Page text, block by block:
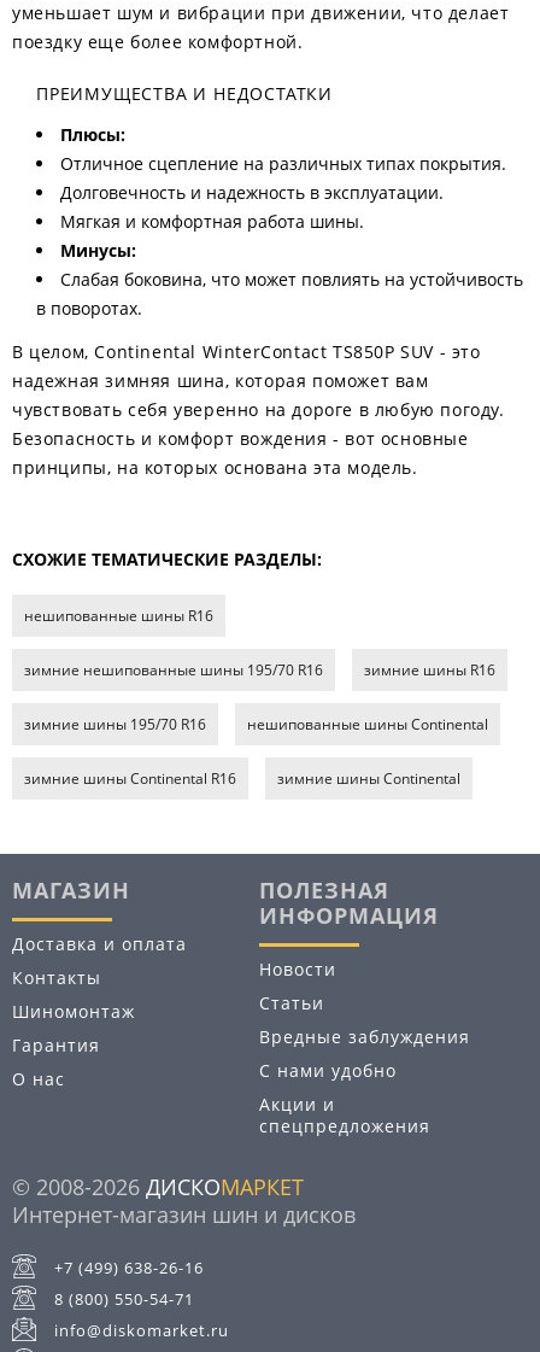
уменьшает шум и вибрации при движении, что делает
поездку еще более комфортной.
ПРЕИМУЩЕСТВА И НЕДОСТАТКИ
Плюсы:
Отличное сцепление на различных типах покрытия.
Долговечность и надежность в эксплуатации.
Мягкая и комфортная работа шины.
Минусы:
Слабая боковина, что может повлиять на устойчивость
в поворотах.
В целом, Continental WinterContact TS850P SUV - это
надежная зимняя шина, которая поможет вам
чувствовать себя уверенно на дороге в любую погоду.
Безопасность и комфорт вождения - вот основные
принципы, на которых основана эта модель.
СХОЖИЕ ТЕМАТИЧЕСКИЕ РАЗДЕЛЫ:
нешипованные шины R16
зимние нешипованные шины 195/70 R16 зимние шины R16
зимние шины 195/70 R16 нешипованные шины Continental
зимние шины Continental R16 зимние шины Continental
МАГАЗИН
Доставка и оплата
Контакты
Шиномонтаж
Гарантия
О нас
ПОЛЕЗНАЯ
ИНФОРМАЦИЯ
Новости
Статьи
Вредные заблуждения
С нами удобно
Акции и
спецпредложения
© 2008-2026 ДИСКОМАРКЕТ
Интернет-магазин шин и дисков
+7 (499) 638-26-16
8 (800) 550-54-71
info@diskomarket.ru